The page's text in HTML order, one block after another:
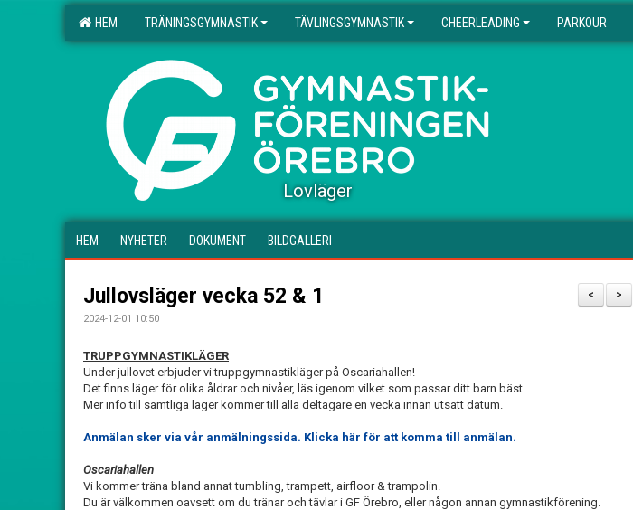
HEM TRÄNINGSGYMNASTIK TÄVLINGSGYMNASTIK CHEERLEADING PARKOUR
.
Lovläger
HEM NYHETER DOKUMENT BILDGALLERI
>
<
Jullovsläger vecka 52 & 1
2024-12-01 10:50
TRUPPGYMNASTIKLÄGER
Under jullovet erbjuder vi truppgymnastikläger på Oscariahallen!
Det finns läger för olika åldrar och nivåer, läs igenom vilket som passar ditt barn bäst.
Mer info till samtliga läger kommer till alla deltagare en vecka innan utsatt datum.
Anmälan sker via vår anmälningssida. Klicka här för att komma till anmälan.
Oscariahallen
Vi kommer träna bland annat tumbling, trampett, airfloor & trampolin.
Du är välkommen oavsett om du tränar och tävlar i GF Örebro, eller någon annan gymnastikförening.